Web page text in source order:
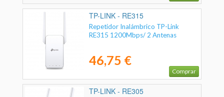
TP-LINK - RE315
Repetidor Inalámbrico TP-Link
RE315 1200Mbps/ 2 Antenas
46,75 €
Comprar
TP-LINK - RE305